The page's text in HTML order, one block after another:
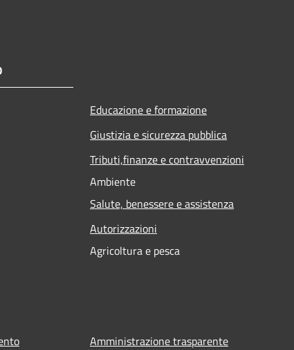
Educazione e formazione
Giustizia e sicurezza pubblica
Tributi,finanze e contravvenzioni
Ambiente
Salute, benessere e assistenza
Autorizzazioni
Agricoltura e pesca
Amministrazione trasparente